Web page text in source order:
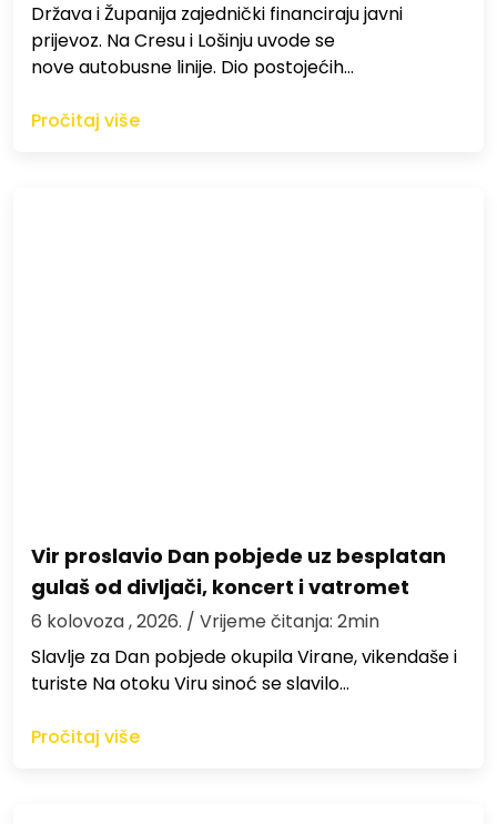
Država i Županija zajednički financiraju javni
prijevoz. Na Cresu i Lošinju uvode se
nove autobusne linije. Dio postojećih…
Pročitaj više
Vir proslavio Dan pobjede uz besplatan
gulaš od divljači, koncert i vatromet
6 kolovoza , 2026. / Vrijeme čitanja: 2min
Slavlje za Dan pobjede okupila Virane, vikendaše i
turiste Na otoku Viru sinoć se slavilo…
Pročitaj više